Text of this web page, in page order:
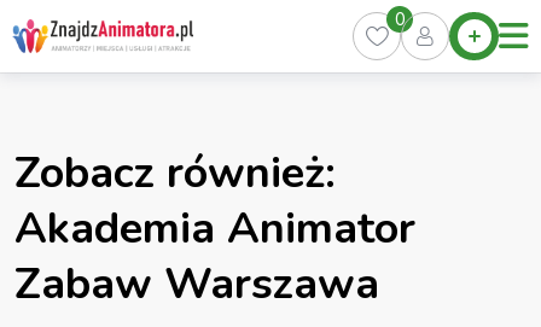
Skip
to
content
Home
Oferty
Kurs
Artykuły
0
Zobacz również:
Akademia Animator
Zabaw Warszawa